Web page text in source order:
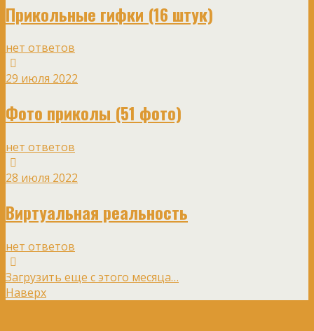
Прикольные гифки (16 штук)
нет ответов
29 июля 2022
Фото приколы (51 фото)
нет ответов
28 июля 2022
Виртуальная реальность
нет ответов
Загрузить еще с этого месяца…
Наверх